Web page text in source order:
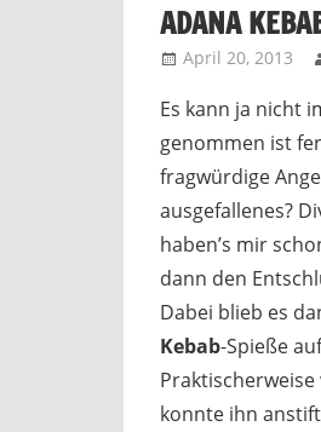
ADANA
April 20, 2013
Es kann ja nicht
genommen ist
fragwürdige
ausgefallenes?
haben’s mir
dann den
Dabei blieb es
Kebab-Spieße
Praktischerweise
konnte ihn